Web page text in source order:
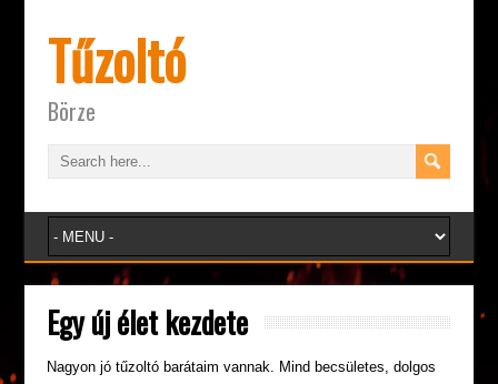
Tűzoltó
Börze
Egy új élet kezdete
Nagyon jó tűzoltó barátaim vannak. Mind becsületes, dolgos